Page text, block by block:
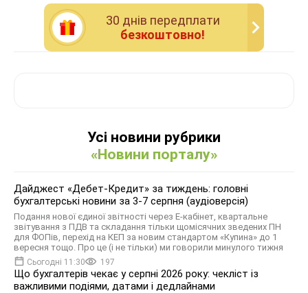
30 днiв передплати
безкоштовно!
Усі новини рубрики
«Новини порталу»
Дайджест «Дебет-Кредит» за тиждень: головні
бухгалтерські новини за 3-7 серпня (аудіоверсія)
Подання нової єдиної звітності через Е-кабінет, квартальне
звітування з ПДВ та складання тільки щомісячних зведених ПН
для ФОПів, перехід на КЕП за новим стандартом «Купина» до 1
вересня тощо. Про це (і не тільки) ми говорили минулого тижня
Сьогодні 11:30 197
Що бухгалтерів чекає у серпні 2026 року: чекліст із
важливими подіями, датами і дедлайнами